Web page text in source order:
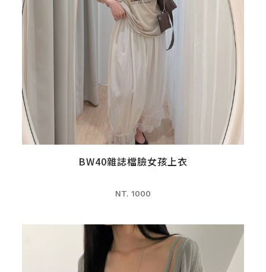
BW40雜誌檔臉女孩上衣
NT. 1000